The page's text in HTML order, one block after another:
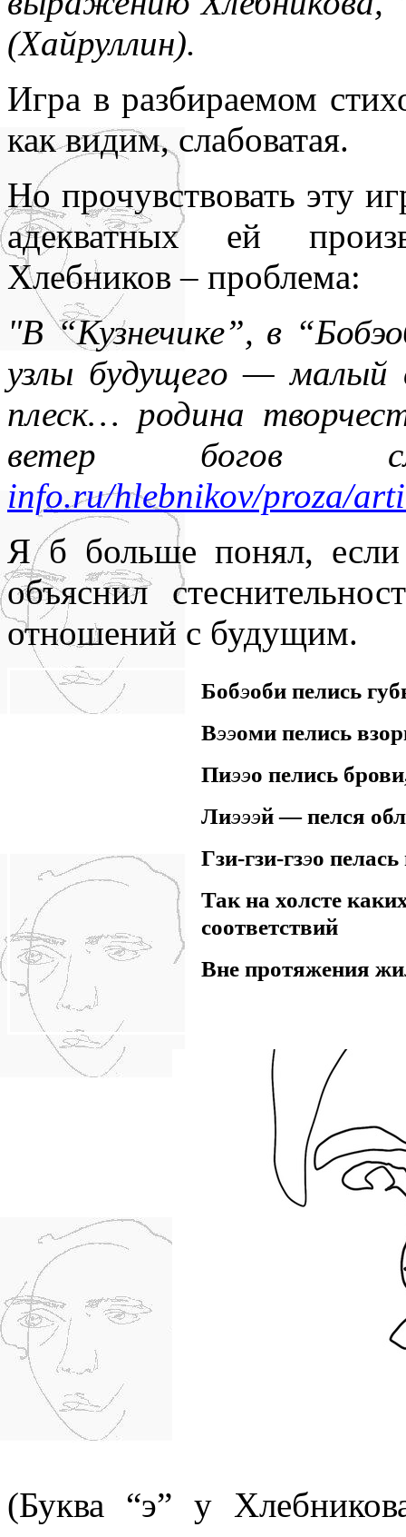
(Хайруллин).
Игра в разбираемом
как видим, слабоватая.
Но прочувствовать эту
адекватных ей
Хлебников – проблема:
"В “Кузнечике”, в
узлы будущего — малый
плеск… родина
ветер богов
info.ru/hlebnikov/proza/
Я б больше понял,
объяснил
отношений с будущим.
Бобэоби пелись
Вээоми пелись
Пиээо пелись
Лиэээй — пелся
Гзи-гзи-гзэо пелась
Так на холсте
соответствий
Вне протяжения
(Буква “э” у